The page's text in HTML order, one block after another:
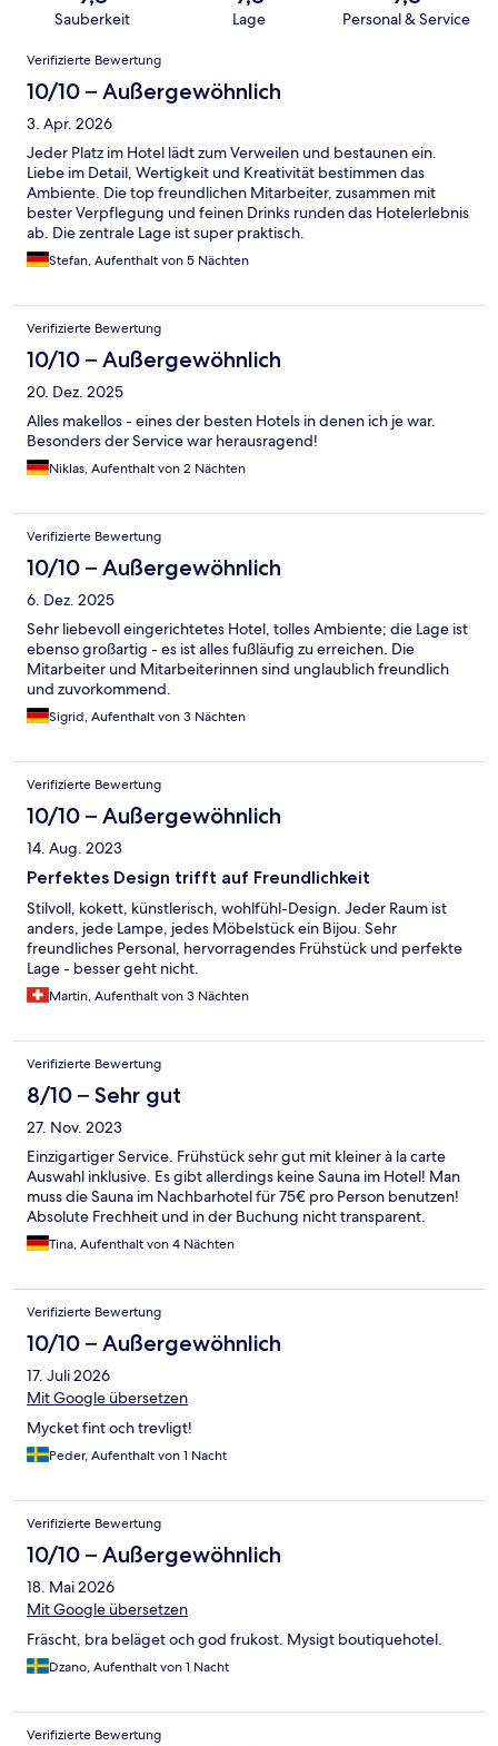
Sauberkeit Lage Personal & Service
Bewertungen
Verifizierte Bewertung
10/10 – Außergewöhnlich
3. Apr. 2026
Jeder Platz im Hotel lädt zum Verweilen und bestaunen ein.
Liebe im Detail, Wertigkeit und Kreativität bestimmen das
Ambiente. Die top freundlichen Mitarbeiter, zusammen mit
bester Verpflegung und feinen Drinks runden das Hotelerlebnis
ab. Die zentrale Lage ist super praktisch.
Stefan, Aufenthalt von 5 Nächten
Verifizierte Bewertung
10/10 – Außergewöhnlich
20. Dez. 2025
Alles makellos - eines der besten Hotels in denen ich je war.
Besonders der Service war herausragend!
Niklas, Aufenthalt von 2 Nächten
Verifizierte Bewertung
10/10 – Außergewöhnlich
6. Dez. 2025
Sehr liebevoll eingerichtetes Hotel, tolles Ambiente; die Lage ist
ebenso großartig - es ist alles fußläufig zu erreichen. Die
Mitarbeiter und Mitarbeiterinnen sind unglaublich freundlich
und zuvorkommend.
Sigrid, Aufenthalt von 3 Nächten
Verifizierte Bewertung
10/10 – Außergewöhnlich
14. Aug. 2023
Perfektes Design trifft auf Freundlichkeit
Stilvoll, kokett, künstlerisch, wohlfühl-Design. Jeder Raum ist
anders, jede Lampe, jedes Möbelstück ein Bijou. Sehr
freundliches Personal, hervorragendes Frühstück und perfekte
Lage - besser geht nicht.
Martin, Aufenthalt von 3 Nächten
Verifizierte Bewertung
8/10 – Sehr gut
27. Nov. 2023
Einzigartiger Service. Frühstück sehr gut mit kleiner à la carte
Auswahl inklusive. Es gibt allerdings keine Sauna im Hotel! Man
muss die Sauna im Nachbarhotel für 75€ pro Person benutzen!
Absolute Frechheit und in der Buchung nicht transparent.
Tina, Aufenthalt von 4 Nächten
Verifizierte Bewertung
10/10 – Außergewöhnlich
17. Juli 2026
Mit Google übersetzen
Mycket fint och trevligt!
Peder, Aufenthalt von 1 Nacht
Verifizierte Bewertung
10/10 – Außergewöhnlich
18. Mai 2026
Mit Google übersetzen
Fräscht, bra beläget och god frukost. Mysigt boutiquehotel.
Dzano, Aufenthalt von 1 Nacht
Verifizierte Bewertung